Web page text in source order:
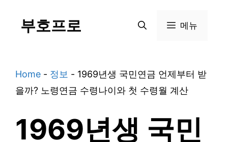
부호프로 메뉴
Home - 정보 - 1969년생 국민연금 언제부터 받
을까? 노령연금 수령나이와 첫 수령월 계산
1969년생 국민